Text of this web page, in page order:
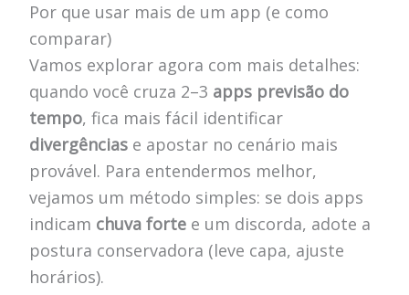
Por que usar mais de um app (e como
comparar)
Vamos explorar agora com mais detalhes:
quando você cruza 2–3 apps previsão do
tempo, fica mais fácil identificar
divergênciase apostar no cenário mais
provável. Para entendermos melhor,
vejamos um método simples: se dois apps
indicam chuva fortee um discorda, adote a
postura conservadora (leve capa, ajuste
horários).